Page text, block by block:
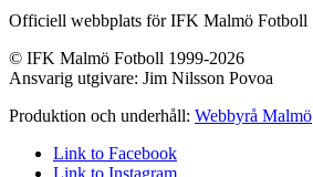
Officiell webbplats för IFK Malmö Fotboll
© IFK Malmö Fotboll 1999-2026
Ansvarig utgivare: Jim Nilsson Povoa
Produktion och underhåll: Webbyrå Malmö
Link to Facebook
Link to Instagram